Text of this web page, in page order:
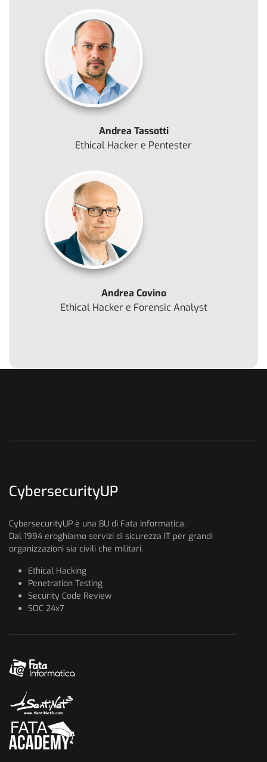
Andrea Tassotti
Ethical Hacker e Pentester
Andrea Covino
Ethical Hacker e Forensic Analyst
CybersecurityUP
CybersecurityUP è una BU di Fata Informatica.
Dal 1994 eroghiamo servizi di sicurezza IT per grandi
organizzazioni sia civili che militari.
Ethical Hacking
Penetration Testing
Security Code Review
SOC 24x7